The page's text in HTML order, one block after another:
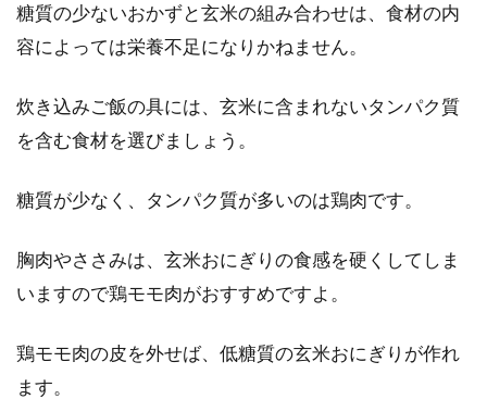
糖質の少ないおかずと玄米の組み合わせは、食材の内
容によっては栄養不足になりかねません。
炊き込みご飯の具には、玄米に含まれないタンパク質
を含む食材を選びましょう。
糖質が少なく、タンパク質が多いのは鶏肉です。
胸肉やささみは、玄米おにぎりの食感を硬くしてしま
いますので鶏モモ肉がおすすめですよ。
鶏モモ肉の皮を外せば、低糖質の玄米おにぎりが作れ
ます。